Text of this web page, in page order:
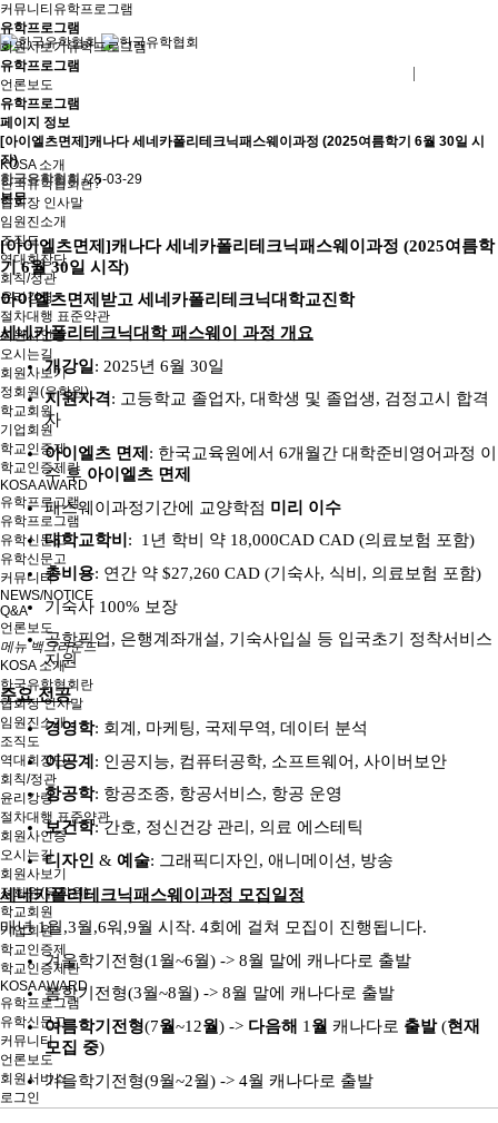
KOSA 소개
한국유학협회란?
협회장 인사말
임원진소개
조직도
역대회장단
회칙/정관
윤리강령
절차대행 표준약관
회원사인증
오시는길
회원사보기
정회원(유학원)
학교회원
기업회원
학교인증제
학교인증제란
KOSA AWARD
유학프로그램
유학프로그램
유학신문고
유학신문고
커뮤니티
NEWS/NOTICE
Q&A
언론보도
메뉴 백그라운드
KOSA 소개
한국유학협회란
협회장 인사말
임원진소개
조직도
역대회장단
회칙/정관
윤리강령
절차대행 표준약관
회원사인증
오시는길
회원사보기
정회원(유학원)
학교회원
기업회원
학교인증제
학교인증제란
KOSA AWARD
유학프로그램
유학신문고
커뮤니티
언론보도
회원서비스
로그인
커뮤니티 유학프로그램
유학프로그램
회원사보기유학프로그램
유학프로그램
언론보도
유학프로그램
페이지 정보
[아이엘츠면제]캐나다 세네카폴리테크닉패스웨이과정 (2025여름학기 6월 30일 시
작)
한국유학협회 /25-03-29
본문
[아이엘츠면제 ]캐나다 세네카폴리테크닉패스웨이과정 (2025여름학
기6월30일 시작)
아이엘츠면제받고 세네카폴리테크닉대학교진학
세네카폴리테크닉대학​패스웨이 과정 개요
개강일 : 2025년 6월 30일
지원자격: 고등학교 졸업자, 대학생 및 졸업생, 검정고시 합격
자
아이엘츠 면제 : 한국교육원에서 6개월간 대학준비영어과정 이
수 후 아이엘츠 면제
패스웨이과정기간에 교양학점 미리 이수
대학교학비 : 1년 학비 약 18,000CAD CAD (의료보험 포함)
총비용: 연간 약 $27,260 CAD (기숙사, 식비 , 의료보험 포함)
기숙사 100% 보장
공항픽업, 은행계좌개설, 기숙사입실 등 입국초기 정착서비스
지원
주요 전공
경영학: 회계 , 마케팅, 국제무역, 데이터 분석
이공계: 인공지능, 컴퓨터공학, 소프트웨어, 사이버보안
항공학: 항공조종, 항공서비스, 항공 운영
보건학:간호, 정신건강 관리 , 의료 에스테틱
디자인 & 예술: 그래픽디자인, 애니메이션, 방송
세네카폴리테크닉패스웨이과정 모집일정
매년1월,3월,6워 ,9월 시작. 4회에 걸쳐 모집이 진행됩니다.
겨울학기전형(1 월~6월) -> 8월 말에 캐나다로 출발
봄학기전형(3월~8월) -> 8월 말에 캐나다로 출발
여름학기전형(7월~12월) -> 다음해 1 월 캐나다로 출발(현재
모집 중)
가을학기전형(9월~2월) -> 4월 캐나다로 출발